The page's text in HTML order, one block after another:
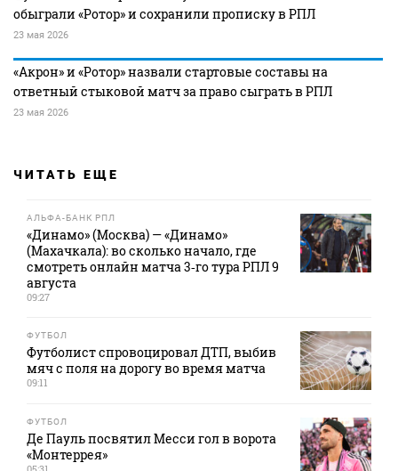
обыграли «Ротор» и сохранили прописку в РПЛ
23 мая 2026
«Акрон» и «Ротор» назвали стартовые составы на
ответный стыковой матч за право сыграть в РПЛ
23 мая 2026
ЧИТАТЬ ЕЩЕ
АЛЬФА-БАНК РПЛ
«Динамо» (Москва) — «Динамо»
(Махачкала): во сколько начало, где
смотреть онлайн матча 3‑го тура РПЛ 9
августа
09:27
ФУТБОЛ
Футболист спровоцировал ДТП, выбив
мяч с поля на дорогу во время матча
09:11
ФУТБОЛ
Де Пауль посвятил Месси гол в ворота
«Монтеррея»